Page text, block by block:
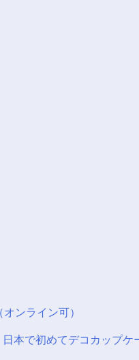
ンライン可）
本で初めてデコカップケ